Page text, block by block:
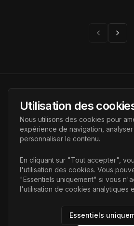
Page
AI Futur
Portail de l'avenir de l'intelligence
découvrir les dernières technologies IA.
Liens
Accueil
Articles
Utilisation des
Nous utilisons des cookies pour
expérience de navigation,
personnaliser le contenu.
En cliquant sur "Tout accepter",
l'utilisation des cookies. Vous
"Essentiels uniquement" si vous
l'utilisation de cookies analytiques
Essentiels